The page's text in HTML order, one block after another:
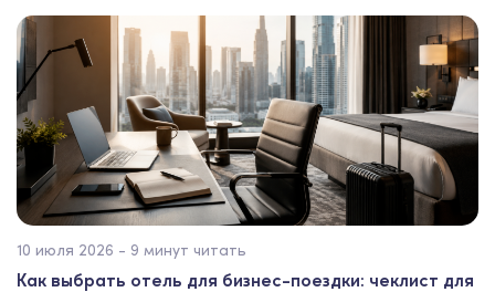
10 июля 2026 - 9 минут читать
Как выбрать отель для бизнес-поездки: чеклист для